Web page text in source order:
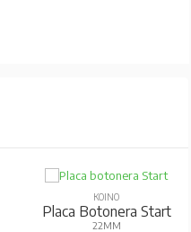
KOINO
Placa Botonera Start
22MM